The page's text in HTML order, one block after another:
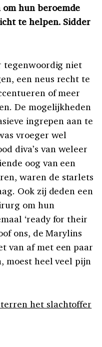
hun beroemde
te helpen. Sidder
tegenwoordig niet
een neus recht te
of meer
De mogelijkheden
ingrepen aan te
vroeger wel
diva’s van weleer
oog van een
waren de starlets
Ook zij deden een
om hun
‘ready for their
ons, de Marylins
van af met een paar
moest heel veel pijn
het slachtoffer